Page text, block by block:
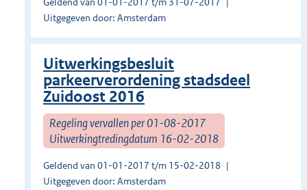
Uitgegeven door: Amsterdam
Uitwerkingsbesluit
parkeerverordening stadsdeel
Zuidoost 2016
Regeling vervallen per 01-08-2017
Uitwerkingtredingdatum 16-02-2018
Geldend van 01-01-2017 t/m 15-02-2018
Uitgegeven door: Amsterdam